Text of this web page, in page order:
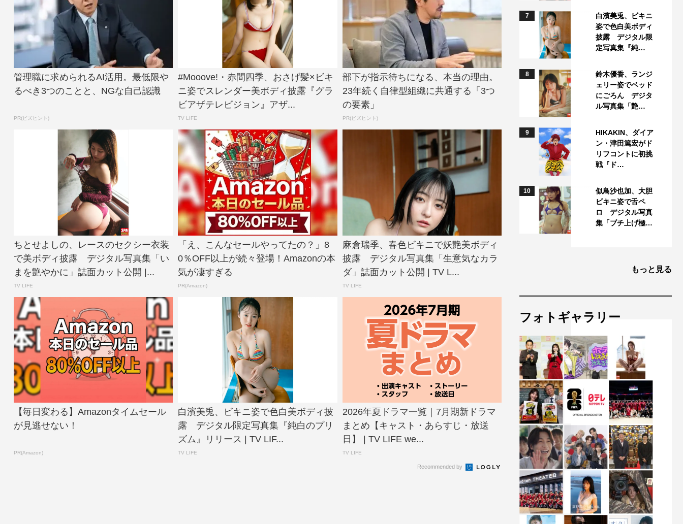
管理職に求められるAI活用。最低限や
るべき3つのことと、NGな自己認識
PR(ビズヒント)
#Mooove!・赤間四季、おさげ髪×ビキ
ニ姿でスレンダー美ボディ披露『グラ
ビアザテレビジョン』アザ...
TV LIFE
部下が指示待ちになる、本当の理由。
23年続く自律型組織に共通する「3つ
の要素」
PR(ビズヒント)
ちとせよしの、レースのセクシー衣装
で美ボディ披露 デジタル写真集「い
まを艶やかに」誌面カット公開 |...
TV LIFE
「え、こんなセールやってたの？」8
0％OFF以上が続々登場！Amazonの本
気が凄すぎる
PR(Amazon)
麻倉瑞季、春色ビキニで妖艶美ボディ
披露 デジタル写真集「生意気なカラ
ダ」誌面カット公開 | TV L...
TV LIFE
【毎日変わる】Amazonタイムセール
が見逃せない！
PR(Amazon)
白濱美兎、ビキニ姿で色白美ボディ披
露 デジタル限定写真集『純白のプリ
ズム』リリース | TV LIF...
TV LIFE
2026年夏ドラマ一覧｜7月期新ドラマ
まとめ【キャスト・あらすじ・放送
日】 | TV LIFE we...
TV LIFE
Recommended by
7
白濱美兎、ビキニ
姿で色白美ボディ
披露 デジタル限
定写真集『純…
8
鈴木優香、ランジ
ェリー姿でベッド
にごろん デジタ
ル写真集「艶…
9
HIKAKIN、ダイア
ン・津田篤宏がド
リフコントに初挑
戦『ド…
10
似鳥沙也加、大胆
ビキニ姿で舌ペ
ロ デジタル写真
集「ブチ上げ極…
もっと見る
フォトギャラリー